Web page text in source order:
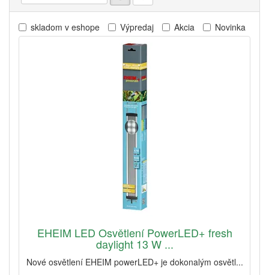
skladom v eshope Výpredaj Akcia Novinka
EHEIM LED Osvětlení PowerLED+ fresh
daylight 13 W ...
Nové osvětlení EHEIM powerLED+ je dokonalým osvětl...